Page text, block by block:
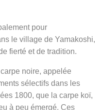
pour
le village de Yamakoshi,
fierté et de tradition.
noire, appelée
sélectifs dans les
1800, que la carpe koï,
à peu émergé. Ces